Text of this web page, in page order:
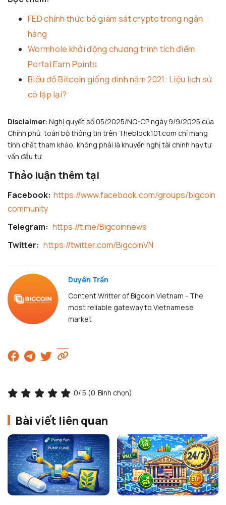
FED chính thức bỏ giám sát crypto trong ngân
hàng
Wormhole khởi động chương trình tích điểm
Portal Earn Points
Biểu đồ Bitcoin giống đỉnh năm 2021: Liệu lịch sử
có lặp lại?
Disclaimer: Nghị quyết số 05/2025/NQ-CP ngày 9/9/2025 của
Chính phủ, toàn bộ thông tin trên Theblock101.com chỉ mang
tính chất tham khảo, không phải là khuyến nghị tài chính hay tư
vấn đầu tư.
Thảo luận thêm tại
Facebook: https://www.facebook.com/groups/bigcoin
community
Telegram: https://t.me/Bigcoinnews
Twitter: https://twitter.com/BigcoinVN
Duyên Trần
Content Writter of Bigcoin Vietnam - The
most reliable gateway to Vietnamese
market
0/ 5 (0 Bình chọn)
Bài viết liên quan